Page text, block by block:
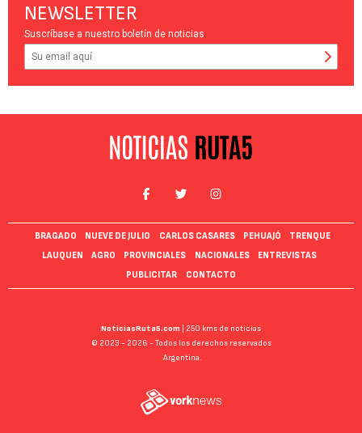
NEWSLETTER
Suscríbase a nuestro boletín de noticias
BRAGADO NUEVE DE JULIO CARLOS CASARES PEHUAJÓ
TRENQUE
LAUQUEN
AGRO PROVINCIALES NACIONALES
ENTREVISTAS
PUBLICITAR
CONTACTO
NoticiasRuta5.com
| 250 kms de noticias
© 2023 - 2026 - Todos los derechos reservados
Argentina.